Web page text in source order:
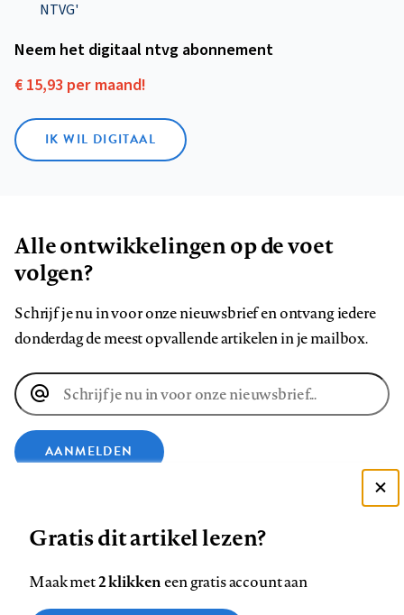
NTVG'
Neem het digitaal ntvg abonnement
€ 15,93 per maand!
IK WIL DIGITAAL
Alle ontwikkelingen op de voet
volgen?
Schrijf je nu in voor onze nieuwsbrief en ontvang iedere
donderdag de meest opvallende artikelen in je mailbox.
E-
mailadres
AANMELDEN
ons
Zie onze cookie policy
Gratis dit artikel lezen?
Maak met2 klikkeneen gratis account aan